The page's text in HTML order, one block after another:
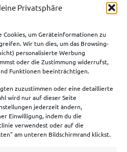
Privatsphäre
um Geräteinformationen zu
Wir tun dies, um das Browsing-
personalisierte Werbung
oder die Zustimmung widerrufst,
Funktionen beeinträchtigen.
zuzustimmen oder eine detaillierte
wird nur auf dieser Seite
jederzeit ändern,
Einwilligung, indem du die
verwendest oder auf die
am unteren Bildschirmrand klickst.